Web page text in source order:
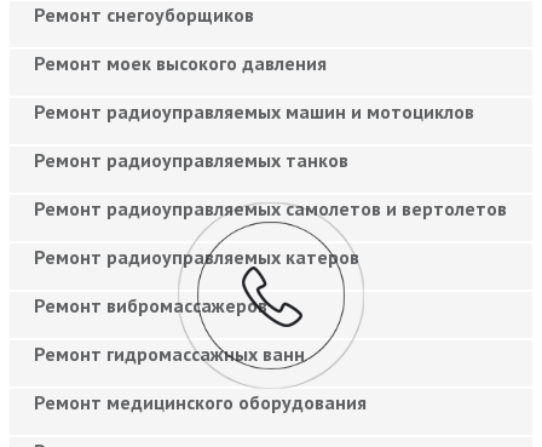
Ремонт снегоуборщиков
Ремонт моек высокого давления
Ремонт радиоуправляемых машин и мотоциклов
Ремонт радиоуправляемых танков
Ремонт радиоуправляемых самолетов и вертолетов
Ремонт радиоуправляемых катеров
Ремонт вибромассажеров
Ремонт гидромассажных ванн
Ремонт медицинского оборудования